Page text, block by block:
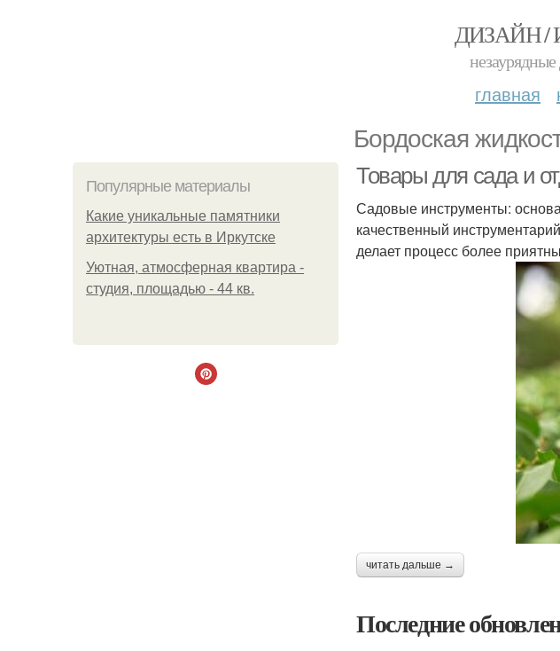
ДИЗАЙН /
главная
Бордоская
Популярные материалы
Какие уникальные памятники
архитектуры есть в Иркутске
Уютная, атмосферная квартира -
студия, площадью - 44 кв.
Товары для сада и
Садовые инструменты:
качественный
делает процесс более
читать дальше →
Последние